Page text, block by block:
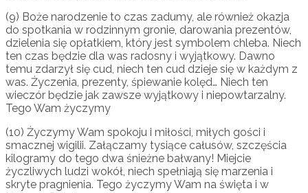
(9) Boże narodzenie to czas zadumy, ale również okazja
do spotkania w rodzinnym gronie, darowania prezentów,
dzielenia się opłatkiem, który jest symbolem chleba. Niech
ten czas będzie dla was radosny i wyjątkowy. Dawno
temu zdarzył się cud, niech ten cud dzieje się w każdym z
was. Życzenia, prezenty, śpiewanie kolęd… Niech ten
wieczór będzie jak zawsze wyjątkowy i niepowtarzalny.
Tego Wam życzymy
(10) Życzymy Wam spokoju i miłości, miłych gości i
smacznej wigilii. Załączamy tysiące całusów, szczęścia
kilogramy do tego dwa śnieżne bałwany! Miejcie
życzliwych ludzi wokół, niech spełniają się marzenia i
skryte pragnienia. Tego życzymy Wam na święta i w